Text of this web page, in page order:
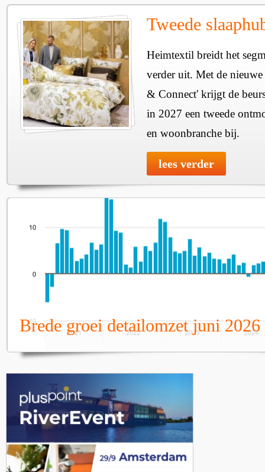
Tweede
Heimtextil breidt het
verder uit. Met de
& Connect' krijgt de
in 2027 een tweede
en woonbranche bij.
lees verder
Brede groei detailomzet juni 2026